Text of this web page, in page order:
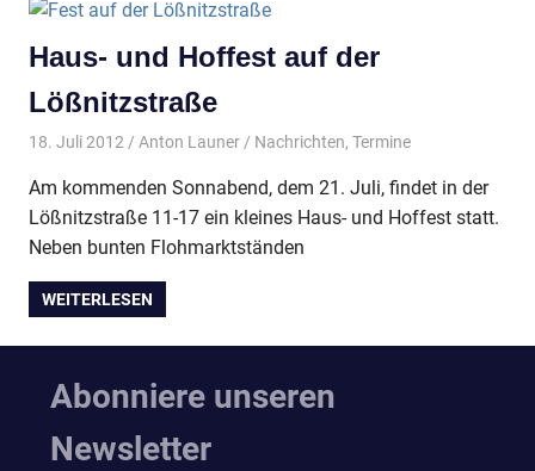
Haus- und Hoffest auf der
Lößnitzstraße
18. Juli 2012 Anton Launer Nachrichten, Termine
Am kommenden Sonnabend, dem 21. Juli, findet in der
Lößnitzstraße 11-17 ein kleines Haus- und Hoffest statt.
Neben bunten Flohmarktständen
WEITERLESEN
Abonniere unseren
Newsletter